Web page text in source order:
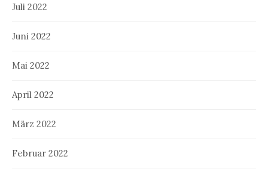
Juli 2022
Juni 2022
Mai 2022
April 2022
März 2022
Februar 2022